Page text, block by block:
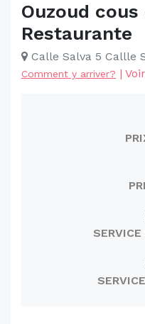
Ouzoud cous
Restaurante
Calle Salva 5 Callle
Comment y arriver? |